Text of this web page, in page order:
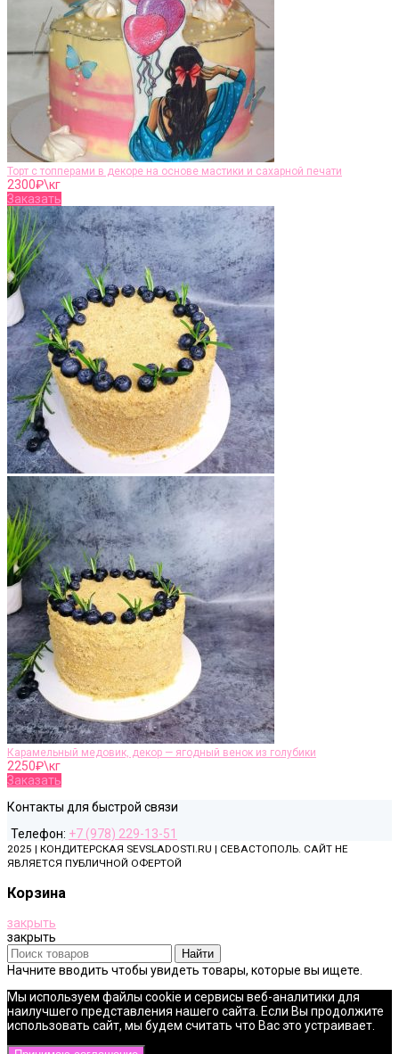
Торт с топперами в декоре на основе мастики и сахарной печати
2300₽\кг
Заказать
Карамельный медовик, декор — ягодный венок из голубики
2250₽\кг
Заказать
Контакты для быстрой связи
Телефон: +7 (978) 229-13-51
2025 | КОНДИТЕРСКАЯ SEVSLADOSTI.RU | СЕВАСТОПОЛЬ. САЙТ НЕ
ЯВЛЯЕТСЯ ПУБЛИЧНОЙ ОФЕРТОЙ
Корзина
закрыть
закрыть
Найти
Начните вводить чтобы увидеть товары, которые вы ищете.
Мы используем файлы cookie и сервисы веб-аналитики для
наилучшего представления нашего сайта. Если Вы продолжите
использовать сайт, мы будем считать что Вас это устраивает.